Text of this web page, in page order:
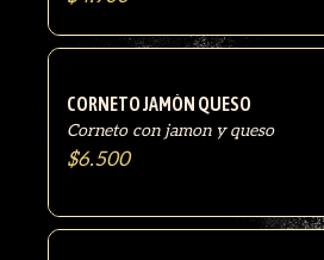
CORNETO JAMÓN QUESO
Corneto con jamon y queso
$6.500